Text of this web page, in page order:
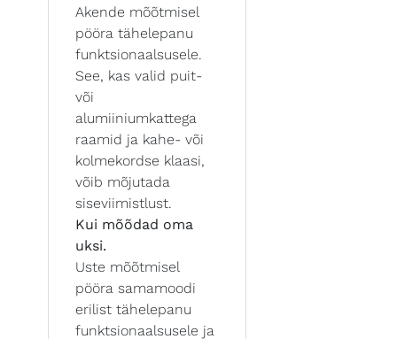
Akende mõõtmisel
pööra tähelepanu
funktsionaalsusele.
See, kas valid puit-
või
alumiiniumkattega
raamid ja kahe- või
kolmekordse klaasi,
võib mõjutada
siseviimistlust.
Kui mõõdad oma
uksi.
Uste mõõtmisel
pööra samamoodi
erilist tähelepanu
funktsionaalsusele ja